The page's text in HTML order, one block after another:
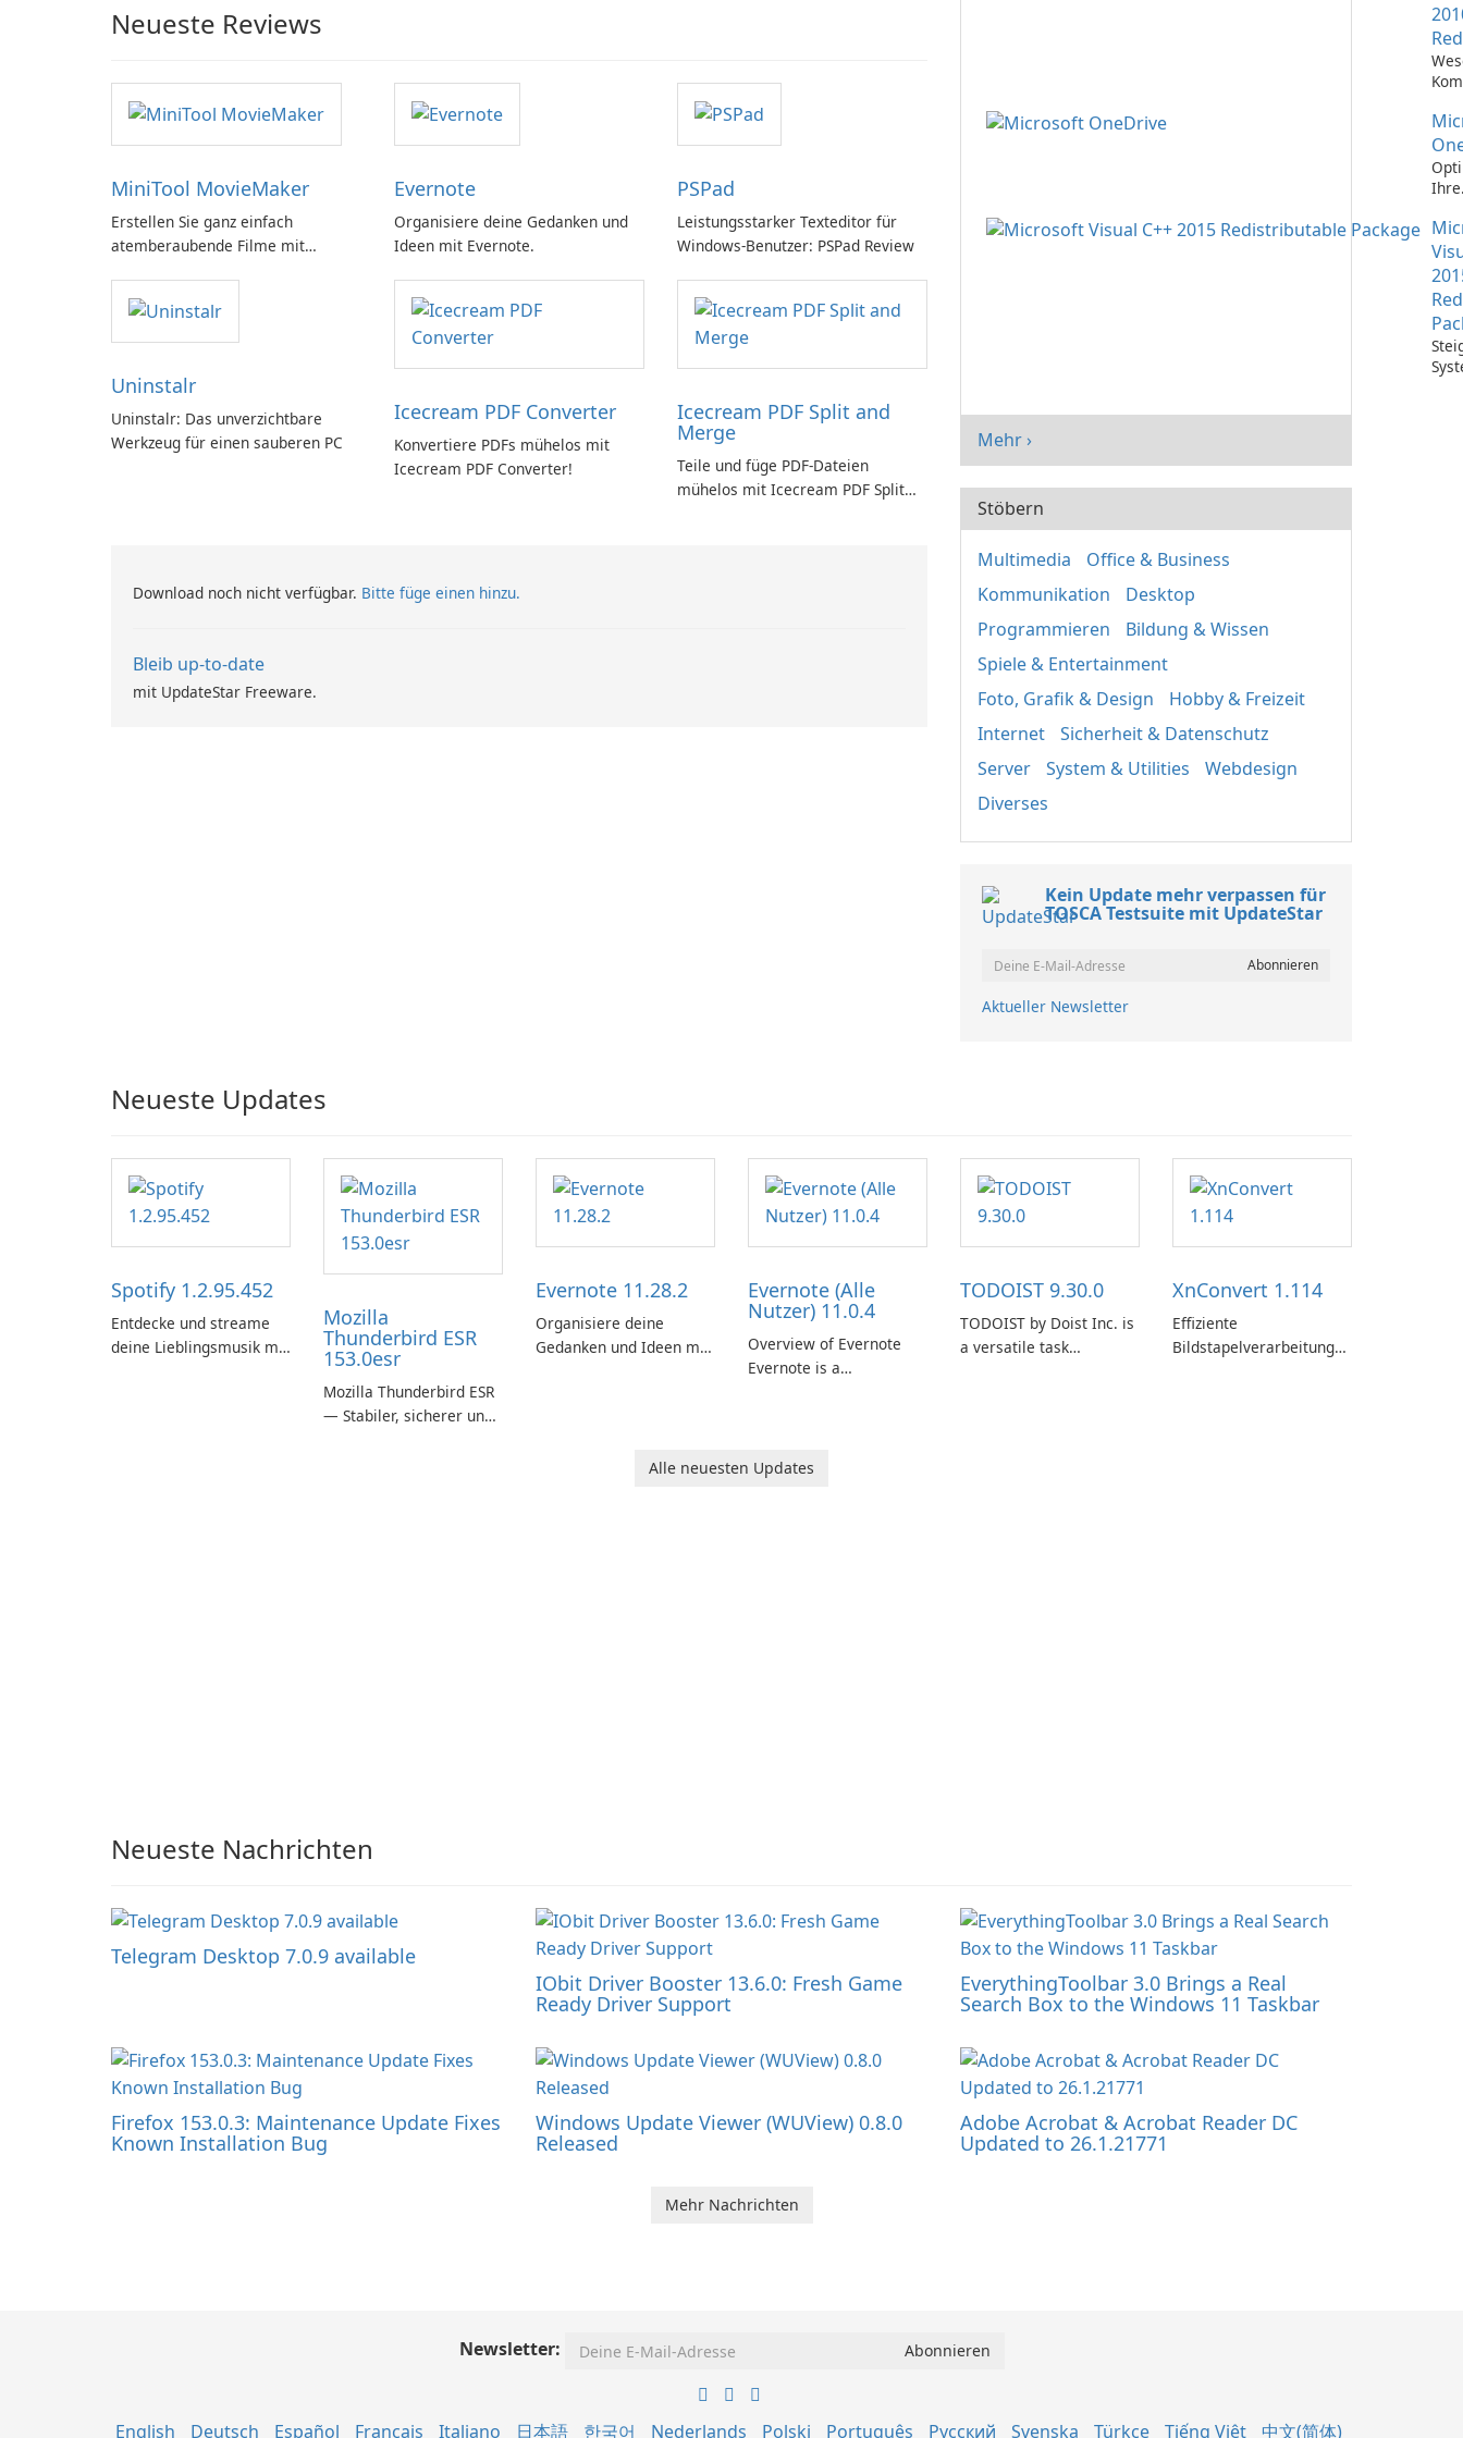
Neueste Reviews
MiniTool MovieMaker
Erstellen Sie ganz einfach
atemberaubende Filme mit
Evernote
Organisiere deine Gedanken und
Ideen mit Evernote.
PSPad
Leistungsstarker Texteditor für
Windows-Benutzer: PSPad Review
Uninstalr
Uninstalr: Das unverzichtbare
Werkzeug für einen sauberen PC
Icecream PDF Converter
Konvertiere PDFs mühelos mit
Icecream PDF Converter!
Icecream PDF Split and
Merge
Teile und füge PDF-Dateien
mühelos mit Icecream PDF Split
Download noch nicht verfügbar. Bitte füge einen hinzu.
Bleib up-to-date
mit UpdateStar Freeware.
Ihre
mit
Mehr ›
Stöbern
Multimedia
Office & Business
Kommunikation
Desktop
Programmieren
Bildung & Wissen
Spiele & Entertainment
Foto, Grafik & Design
Hobby & Freizeit
Internet
Sicherheit & Datenschutz
Server
System & Utilities
Webdesign
Diverses
Kein Update mehr verpassen für
TOSCA Testsuite mit UpdateStar
Aktueller Newsletter
Neueste Updates
Spotify 1.2.95.452
Entdecke und streame
deine Lieblingsmusik mit
Mozilla
Thunderbird ESR
153.0esr
Mozilla Thunderbird ESR
— Stabiler, sicherer und
Evernote 11.28.2
Organisiere deine
Gedanken und Ideen mit
Evernote (Alle
Nutzer) 11.0.4
Overview of Evernote
Evernote is a
help users capture,
TODOIST 9.30.0
TODOIST by Doist Inc. is
a versatile task
XnConvert 1.114
Effiziente
Bildstapelverarbeitung
Alle neuesten Updates
Neueste Nachrichten
Telegram Desktop 7.0.9 available
IObit Driver Booster 13.6.0: Fresh Game
Ready Driver Support
EverythingToolbar 3.0 Brings a Real
Search Box to the Windows 11 Taskbar
Firefox 153.0.3: Maintenance Update Fixes
Known Installation Bug
Windows Update Viewer (WUView) 0.8.0
Released
Adobe Acrobat & Acrobat Reader DC
Updated to 26.1.21771
Mehr Nachrichten
Newsletter:
English Deutsch Español Français Italiano 日本語 한국어 Nederlands Polski Português Русский Svenska Türkçe Tiếng Việt 中文(简体)